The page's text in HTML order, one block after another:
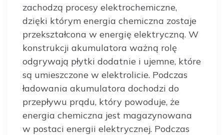
zachodzą procesy elektrochemiczne,
dzięki którym energia chemiczna zostaje
przekształcona w energię elektryczną. W
konstrukcji akumulatora ważną rolę
odgrywają płytki dodatnie i ujemne, które
są umieszczone w elektrolicie. Podczas
ładowania akumulatora dochodzi do
przepływu prądu, który powoduje, że
energia chemiczna jest magazynowana
w postaci energii elektrycznej. Podczas